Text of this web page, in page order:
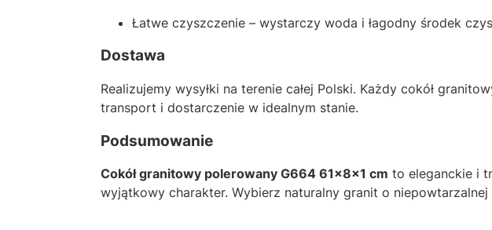
Łatwe czyszczenie – wystarczy woda i łagodny środek
Dostawa
Realizujemy wysyłki na terenie całej Polski. Każdy cokół
transport i dostarczenie w idealnym stanie.
Podsumowanie
Cokół granitowy polerowany G664 61x8x1 cm to eleganckie i
wyjątkowy charakter. Wybierz naturalny granit o